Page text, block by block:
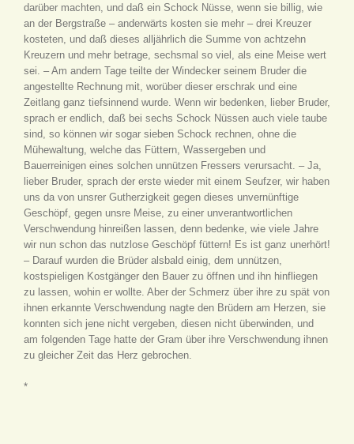
darüber machten, und daß ein Schock Nüsse, wenn sie billig, wie
an der Bergstraße – anderwärts kosten sie mehr – drei Kreuzer
kosteten, und daß dieses alljährlich die Summe von achtzehn
Kreuzern und mehr betrage, sechsmal so viel, als eine Meise wert
sei. – Am andern Tage teilte der Windecker seinem Bruder die
angestellte Rechnung mit, worüber dieser erschrak und eine
Zeitlang ganz tiefsinnend wurde. Wenn wir bedenken, lieber Bruder,
sprach er endlich, daß bei sechs Schock Nüssen auch viele taube
sind, so können wir sogar sieben Schock rechnen, ohne die
Mühewaltung, welche das Füttern, Wassergeben und
Bauerreinigen eines solchen unnützen Fressers verursacht. – Ja,
lieber Bruder, sprach der erste wieder mit einem Seufzer, wir haben
uns da von unsrer Gutherzigkeit gegen dieses unvernünftige
Geschöpf, gegen unsre Meise, zu einer unverantwortlichen
Verschwendung hinreißen lassen, denn bedenke, wie viele Jahre
wir nun schon das nutzlose Geschöpf füttern! Es ist ganz unerhört!
– Darauf wurden die Brüder alsbald einig, dem unnützen,
kostspieligen Kostgänger den Bauer zu öffnen und ihn hinfliegen
zu lassen, wohin er wollte. Aber der Schmerz über ihre zu spät von
ihnen erkannte Verschwendung nagte den Brüdern am Herzen, sie
konnten sich jene nicht vergeben, diesen nicht überwinden, und
am folgenden Tage hatte der Gram über ihre Verschwendung ihnen
zu gleicher Zeit das Herz gebrochen.
*